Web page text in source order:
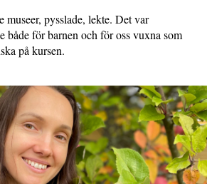
museer, pysslade, lekte. Det var
både för barnen och för oss vuxna som
på kursen.